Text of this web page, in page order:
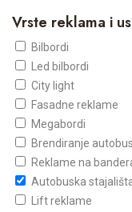
Vrste reklama i
Bilbordi
Led bilbordi
City light
Fasadne reklame
Megabordi
Brendiranje
Reklame na
Autobuska
Lift reklame